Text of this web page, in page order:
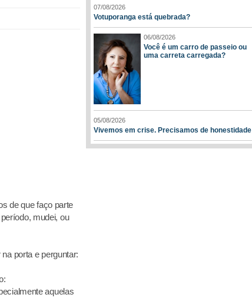
de que faço parte
mudei, ou
porta e perguntar:
aquelas
07/08/2026
Votuporanga está quebrada?
06/08/2026
Você é um carro de passeio ou
uma carreta carregada?
05/08/2026
Vivemos em crise. Precisamos de honestidade